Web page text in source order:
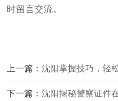
时留言交流。
上一篇：沈阳掌握技巧，轻松搞
下一篇：沈阳揭秘警察证件在线制